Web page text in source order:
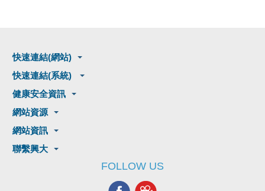
快速連結(網站)
快速連結(系統)
健康安全資訊
網站資源
網站資訊
聯繫興大
FOLLOW US